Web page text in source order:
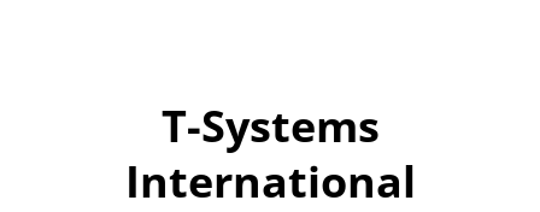
T-Systems
International